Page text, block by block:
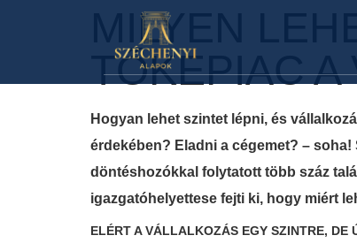
MILYEN
TŐKEPIAC
Hogyan lehet szintet lépni, és
érdekében? Eladni a cégemet? –
döntéshozókkal folytatott több száz
igazgatóhelyettese fejti ki, hogy miért
ELÉRT A VÁLLALKOZÁS EGY SZINTRE, DE